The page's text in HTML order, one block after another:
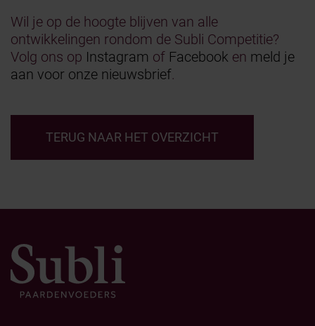
Wil je op de hoogte blijven van alle
ontwikkelingen rondom de Subli Competitie?
Volg ons op Instagram of Facebook en meld je
aan voor onze nieuwsbrief.
TERUG NAAR HET OVERZICHT